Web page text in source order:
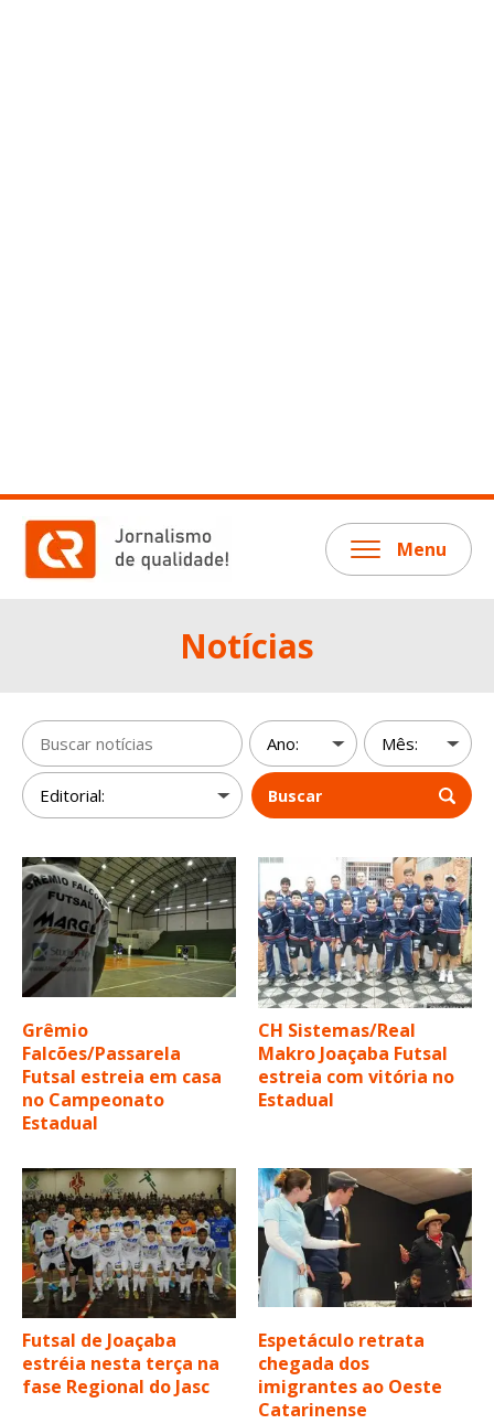
Menu
Notícias
Buscar
Grêmio
Falcões/Passarela
Futsal estreia em casa
no Campeonato
Estadual
CH Sistemas/Real
Makro Joaçaba Futsal
estreia com vitória no
Estadual
Futsal de Joaçaba
estréia nesta terça na
fase Regional do Jasc
Espetáculo retrata
chegada dos
imigrantes ao Oeste
Catarinense